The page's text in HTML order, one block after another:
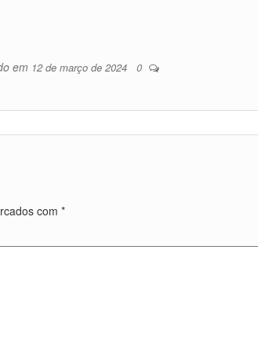
em 12 de março de 2024 0
com *